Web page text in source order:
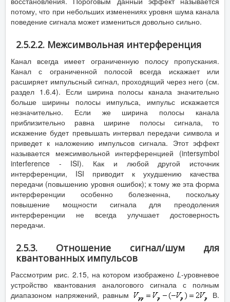
потому, что при небольших изменениях уровня шума канала
поведение сигнала может измениться довольно сильно.
2.5.2.2. Межсимвольная интерференция
Канал всегда имеет ограниченную полосу пропускания.
Канал с ограниченной полосой всегда искажает или
расширяет импульсный сигнал, проходящий через него (см.
раздел 1.6.4). Если ширина полосы канала значительно
больше ширины полосы импульса, импульс искажается
незначительно. Если же ширина полосы канала
приблизительно равна ширине полосы сигнала, то
искажение будет превышать интервал передачи символа и
приведет к наложению импульсов сигнала. Этот эффект
называется межсимвольной интерференцией (intersymbol
interference - ISI). Как и любой другой источник
интерференции, ISI приводит к ухудшению качества
передачи (повышению уровня ошибок); к тому же эта форма
интерференции особенно болезненна, поскольку
повышение мощности сигнала для преодоления
интерференции не всегда улучшает достоверность
передачи.
2.5.3. Отношение сигнал/шум для
квантованных импульсов
Рассмотрим рис. 2.15, на котором изображено L-уровневое
устройство квантования аналогового сигнала с полным
диапазоном напряжений, равным
В.